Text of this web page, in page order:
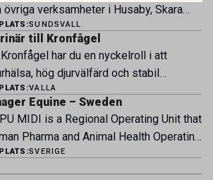
faciliteter och verkliga
avancerad djursjukvård. Vad vi
[…]
övriga verksamheter i Husaby, Skara
idag ett 60-tal medarbetare. Om kliniken
bedriver veterinärverksamhet i en
travbana, Sundsvall. Vi
utbud av undersökningar och
lokaler. Vi har cirka 7 500
PLATS:SUNDSVALL
till Kronfågel
har du en nyckelroll i att
hög djurvälfärd och stabil
värdekedjan. Du arbetar nära våra
och tillsammans med kollegor
slakt och kvalitet. Rollen präglas
kunskapsdelning och kontinuerlig
till att stärka svensk
PLATS:VALLA
Equine – Sweden
MIDI is a Regional Operating Unit that
Pharma and Animal Health Operating
Denmark, Norway, Finland, Greece,
The Netherlands. MIDI has a
PLATS:SVERIGE